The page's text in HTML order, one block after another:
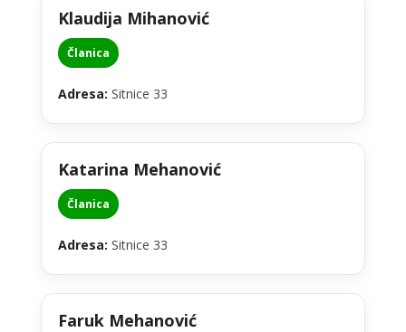
Klaudija Mihanović
Članica
Adresa: Sitnice 33
Katarina Mehanović
Članica
Adresa: Sitnice 33
Faruk Mehanović